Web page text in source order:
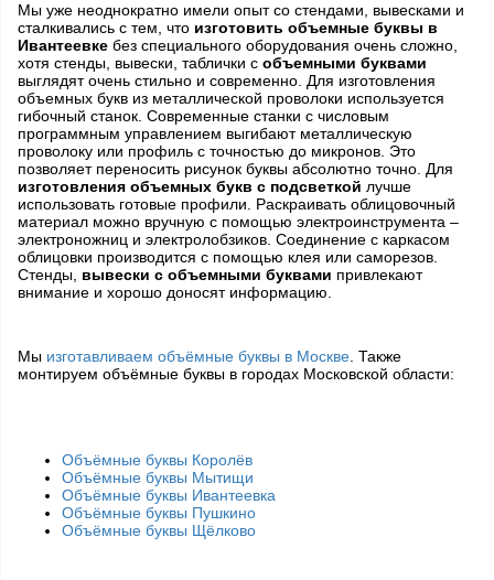
Мы уже неоднократно имели опыт со стендами, вывесками и
сталкивались с тем, что изготовить объемные буквы в
Ивантеевке без специального оборудования очень сложно,
хотя стенды, вывески, таблички с объемными буквами
выглядят очень стильно и современно. Для изготовления
объемных букв из металлической проволоки используется
гибочный станок. Современные станки с числовым
программным управлением выгибают металлическую
проволоку или профиль с точностью до микронов. Это
позволяет переносить рисунок буквы абсолютно точно. Для
изготовления объемных букв с подсветкой лучше
использовать готовые профили. Раскраивать облицовочный
материал можно вручную с помощью электроинструмента –
электроножниц и электролобзиков. Соединение с каркасом
облицовки производится с помощью клея или саморезов.
Стенды, вывески с объемными буквами привлекают
внимание и хорошо доносят информацию.
Мы изготавливаем объёмные буквы в Москве . Также
монтируем объёмные буквы в городах Московской области:
Объёмные буквы Королёв
Объёмные буквы Мытищи
Объёмные буквы Ивантеевка
Объёмные буквы Пушкино
Объёмные буквы Щёлково